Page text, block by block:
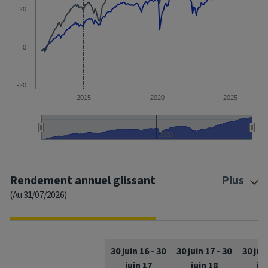
2015 2020 2025
2020
0
-20
20
Rendement annuel glissant
(Au 31/07/2026)
Plus
30 juin 16-30
30 juin 17-30
30